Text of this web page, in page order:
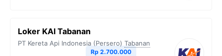
Loker KAI Tabanan
PT Kereta Api Indonesia (Persero) Tabanan
Rp 2.700.000